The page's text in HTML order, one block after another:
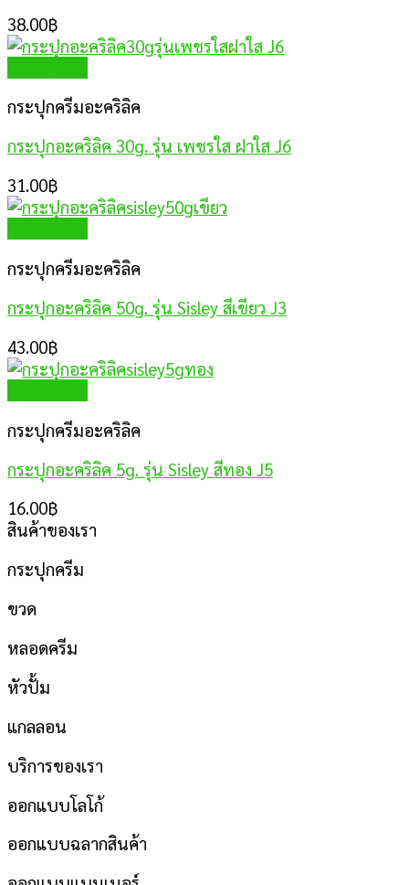
38.00฿
กระปุกครีมอะคริลิค
กระปุกอะคริลิค 30g. รุ่น เพชรใส ฝาใส J6
31.00฿
กระปุกครีมอะคริลิค
กระปุกอะคริลิค 50g. รุ่น Sisley สีเขียว J3
43.00฿
กระปุกครีมอะคริลิค
กระปุกอะคริลิค 5g. รุ่น Sisley สีทอง J5
16.00฿
สินค้าของเรา
กระปุกครีม
ขวด
หลอดครีม
หัวปั้ม
แกลลอน
บริการของเรา
ออกแบบโลโก้
ออกแบบฉลากสินค้า